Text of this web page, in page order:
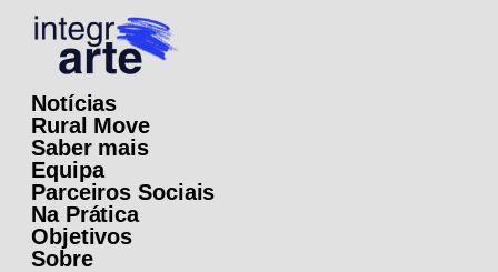
Sobre
Objetivos
Na Prática
Parceiros Sociais
Equipa
Saber mais
Rural Move
Notícias